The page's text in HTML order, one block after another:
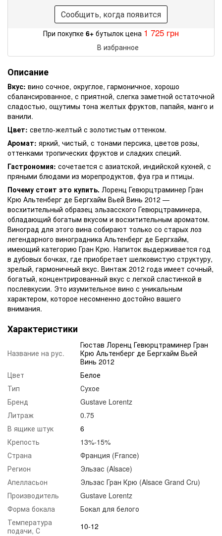
Сообщить, когда появится
При покупке 6+ бутылок цена 1 725 грн
В избранное
Описание
Вкус: вино сочное, округлое, гармоничное, хорошо
сбалансированное, с приятной, слегка заметной остаточной
сладостью, ощутимы тона желтых фруктов, папайя, манго и
ванили.
Цвет: светло-желтый с золотистым оттенком.
Аромат: яркий, чистый, с тонами персика, цветов розы,
оттенками тропических фруктов и сладких специй.
Гастрономия: сочетается с азиатской, индийской кухней, с
пряными блюдами из морепродуктов, фуа гра и птицы.
Почему стоит это купить. Лоренц Гевюрцтраминер Гран
Крю Альтенберг де Бергхайм Вьей Винь 2012 —
восхитительный образец эльзасского Гевюрцтраминера,
обладающий богатым вкусом и восхитительным ароматом.
Виноград для этого вина собирают только со старых лоз
легендарного виноградника Альтенберг де Бергхайм,
имеющий категорию Гран Крю. Напиток выдерживается год
в дубовых бочках, где приобретает шелковистую структуру,
зрелый, гармоничный вкус. Винтаж 2012 года имеет сочный,
богатый, концентрированный вкус с легкой сластинкой в
послевкусии. Это изумительное вино с уникальным
характером, которое несомненно достойно вашего
внимания.
Характеристики
Название на рус.
Гюстав Лоренц Гевюрцтраминер Гран
Крю Альтенберг де Бергхайм Вьей
Винь 2012
Цвет
Белое
Тип
Сухое
Бренд
Gustave Lorentz
Литраж
0.75
В ящике штук
6
Крепость
13%-15%
Страна
Франция (France)
Регион
Эльзас (Alsace)
Апелласьон
Эльзас Гран Крю (Alsace Grand Cru)
Производитель
Gustave Lorentz
Форма бокала
Бокал для белого
Температура
подачи, С
10-12